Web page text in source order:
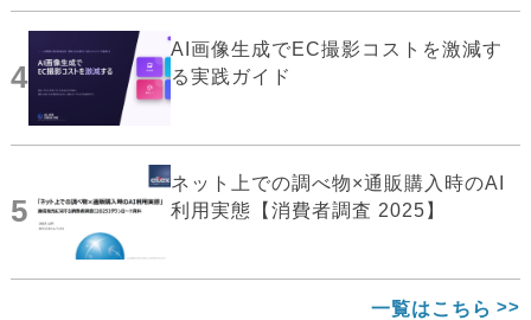
4
AI画像生成でEC撮影コストを激減す
る実践ガイド
5
ネット上での調べ物×通販購入時のAI
利用実態【消費者調査 2025】
一覧はこちら